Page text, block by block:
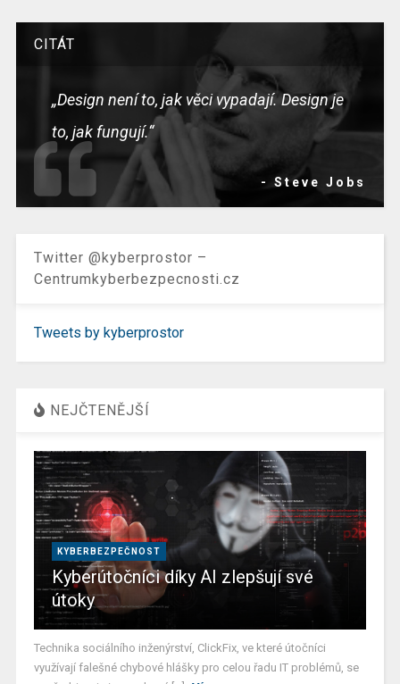
CITÁT
„Design není to, jak věci vypadají. Design je
to, jak fungují.“
- Steve Jobs
Twitter @kyberprostor –
Centrumkyberbezpecnosti.cz
Tweets by kyberprostor
NEJČTENĚJŠÍ
KYBERBEZPEČNOST
Kyberútočníci díky AI zlepšují své
útoky
Technika sociálního inženýrství, ClickFix, ve které útočníci
využívají falešné chybové hlášky pro celou řadu IT problémů, se